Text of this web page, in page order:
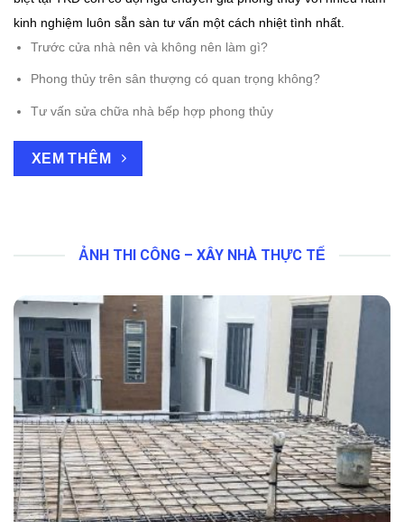
kinh nghiệm luôn sẵn sàn tư vấn một cách nhiệt tình nhất.
Trước cửa nhà nên và không nên làm gì?
Phong thủy trên sân thượng có quan trọng không?
Tư vấn sửa chữa nhà bếp hợp phong thủy
XEM THÊM
ẢNH THI CÔNG – XÂY NHÀ THỰC TẾ